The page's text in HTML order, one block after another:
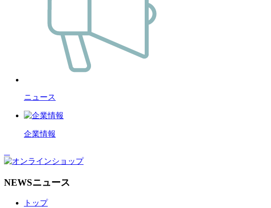
ニュース
企業情報
NEWSニュース
トップ